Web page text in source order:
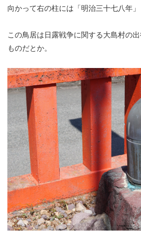
向かって右の柱には「明治三十七八年」
この鳥居は日露戦争に関する大島村の
ものだとか。